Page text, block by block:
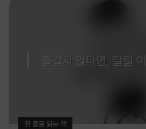
즐겁지 않다면, 달릴
한 줄로 읽는 책